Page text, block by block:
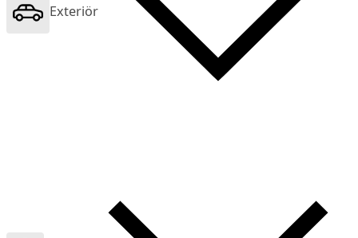
Exteriör